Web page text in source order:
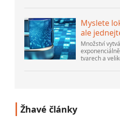
existuje
Myslete
ale
Množství
tvarech a
Žhavé články